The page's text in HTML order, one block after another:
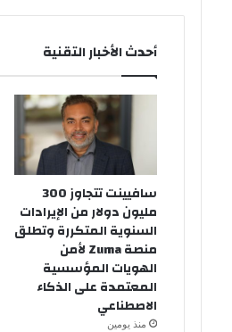
أحدث الأخبار التقنية
سافيينت تتجاوز 300
مليون دولار من الإيرادات
السنوية المتكررة وتطلق
منصة Zuma لأمن
الهويات المؤسسية
المعتمدة على الذكاء
الاصطناعي
منذ يومين